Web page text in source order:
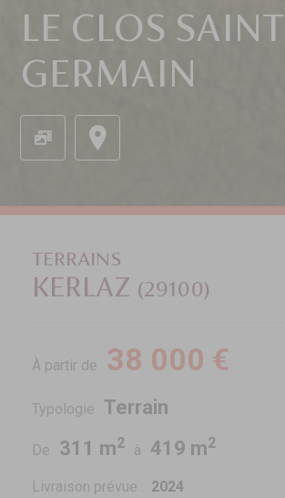
LE CLOS SAINT
GERMAIN
TERRAINS
KERLAZ (29100)
À partir de 38 000 €
Typologie Terrain
De 311 m2 à 419 m2
Livraison prévue : 2024